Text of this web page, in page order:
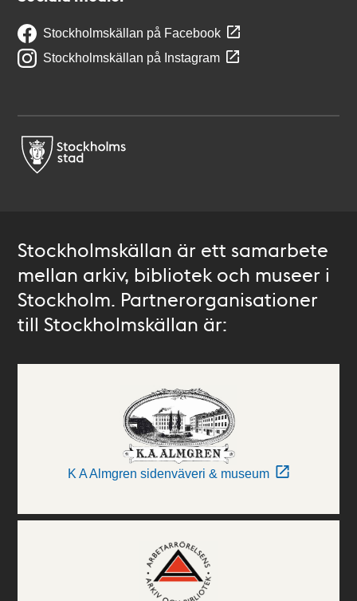
Stockholmskällan på Facebook
Stockholmskällan på Instagram
Stockholmskällan är ett samarbete
mellan arkiv, bibliotek och museer i
Stockholm. Partnerorganisationer
till Stockholmskällan är:
K A Almgren sidenväveri & museum